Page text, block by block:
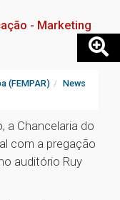
- Marketing
(FEMPAR) News
a Chancelaria do
com a pregação
auditório Ruy